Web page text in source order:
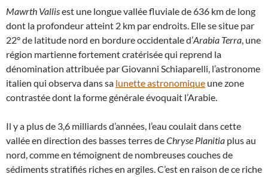
Mawrth Vallisest une longue vallée fluviale de 636 km de long
dont la profondeur atteint 2 km par endroits. Elle se situe par
22° de latitude nord en bordure occidentale d’Arabia Terra, une
région martienne fortement cratérisée qui reprend la
dénomination attribuée par Giovanni Schiaparelli, l’astronome
italien qui observa dans sa lunette astronomique une zone
contrastée dont la forme générale évoquait l’Arabie.
Il y a plus de 3,6 milliards d’années, l’eau coulait dans cette
vallée en direction des basses terres deChryse Planitia plus au
nord, comme en témoignent de nombreuses couches de
sédiments stratifiés riches en argiles. C’est en raison de ce riche